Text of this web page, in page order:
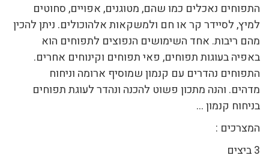
התפוחים נאכלים כמו שהם, מטוגנים, אפויים, סחוטים
למיץ, לסיידר קר או חם ולמשקאות אלהוכולים. ניתן להכין
מהם ריבות. אחד השימושים הנפוצים לתפוחים הוא
באפיה בעוגות תפוחים, פאי תפוחים וקינוחים אחרים.
התפוחים נהדרים עם קנמון שמוסיף ארומה וניחוח
מדהים. והנה מתכון פשוט להכנה ונהדר לעוגת תפוחים
בניחוח קנמון …
המצרכים :
3 ביצים